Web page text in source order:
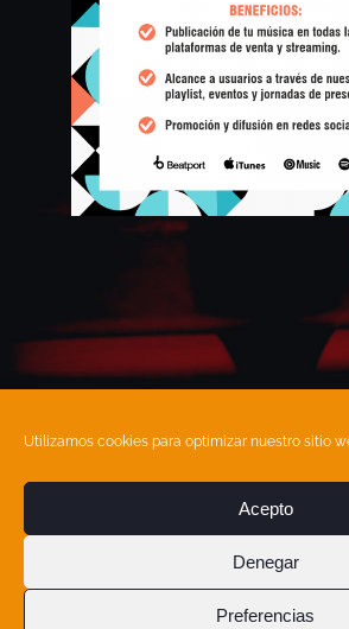
Utilizamos cookies para optimizar nuestro sitio
Acepto
Denegar
Preferencias
| M:615 89
Política de Cookies|